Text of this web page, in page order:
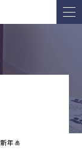
年🎍